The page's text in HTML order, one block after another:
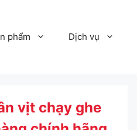
phẩm Dịch vụ
vịt chạy ghe